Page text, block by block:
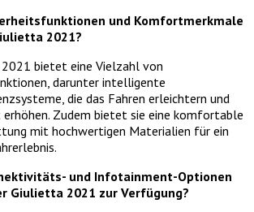
und Komfortmerkmale
2021?
bietet eine Vielzahl von
darunter intelligente
die das Fahren erleichtern und
erhöhen. Zudem bietet sie eine komfortable
mit hochwertigen Materialien für ein
und Infotainment-Optionen
Giulietta 2021 zur Verfügung?